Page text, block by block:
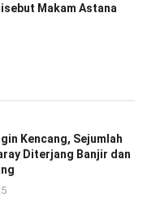
Makam Astana
Kencang, Sejumlah
Diterjang Banjir dan